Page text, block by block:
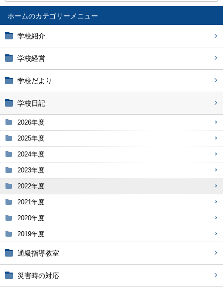
ホーム
学校紹介
学校経営
学校だより
学校日記
2026年度
2025年度
2024年度
2023年度
2022年度
2021年度
2020年度
2019年度
通級指導教室
災害時の対応